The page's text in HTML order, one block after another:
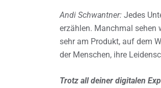
Andi Schwantner: Jedes
erzählen. Manchmal sehen
sehr am Produkt, auf dem
der Menschen, ihre
Trotz all deiner digitalen